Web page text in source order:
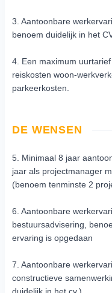
3. Aantoonbare
benoem duidelijk in het
4. Een maximum
reiskosten woon-
parkeerkosten.
DE WENSEN
5. Minimaal 8 jaar
jaar als projectmanager
(benoem tenminste 2
6. Aantoonbare
bestuursadvisering,
ervaring is opgedaan
7. Aantoonbare
constructieve